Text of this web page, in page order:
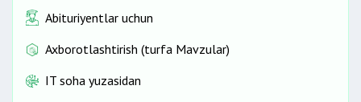
Abituriyentlar uchun
Axborotlashtirish (turfa Mavzular)
IT soha yuzasidan